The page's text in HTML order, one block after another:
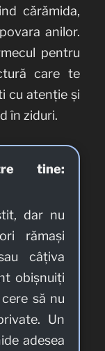
cărămida,
anilor.
pentru
care te
cu atenție și
în ziduri.
tine:
dar nu
rămași
câțiva
obișnuiți
să nu
Un
adesea